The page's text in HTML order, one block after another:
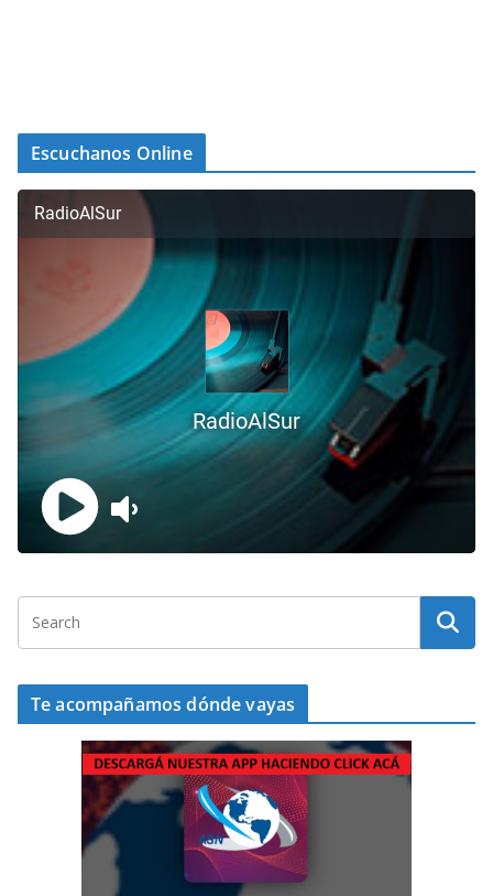
Escuchanos Online
Te acompañamos dónde vayas